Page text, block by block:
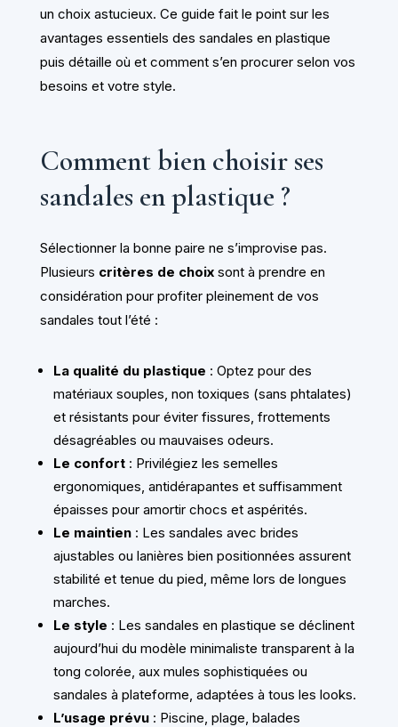
un choix astucieux. Ce guide fait le point sur les
avantages essentiels des sandales en plastique
puis détaille où et comment s’en procurer selon vos
besoins et votre style.
Comment bien choisir ses
sandales en plastique ?
Sélectionner la bonne paire ne s’improvise pas.
Plusieurs critères de choixsont à prendre en
considération pour profiter pleinement de vos
sandales tout l’été :
La qualité du plastique : Optez pour des
matériaux souples, non toxiques (sans phtalates)
et résistants pour éviter fissures, frottements
désagréables ou mauvaises odeurs.
Le confort: Privilégiez les semelles
ergonomiques, antidérapantes et suffisamment
épaisses pour amortir chocs et aspérités.
Le maintien: Les sandales avec brides
ajustables ou lanières bien positionnées assurent
stabilité et tenue du pied, même lors de longues
marches.
Le style : Les sandales en plastique se déclinent
aujourd’hui du modèle minimaliste transparent à la
tong colorée, aux mules sophistiquées ou
sandales à plateforme, adaptées à tous les looks.
L’usage prévu: Piscine, plage, balades